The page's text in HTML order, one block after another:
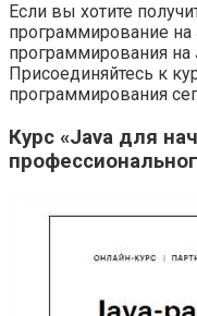
Если вы хотите
программирование
программирования на
Присоединяйтесь к
программирования
Курс «Java для